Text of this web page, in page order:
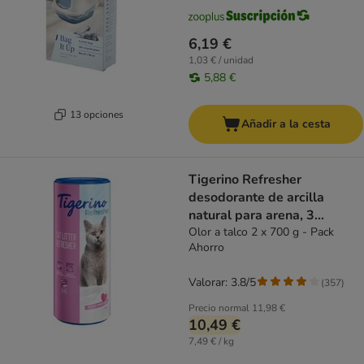
13 opciones
6,19 €
1,03 € / unidad
5,88 €
Añadir a la cesta
Tigerino Refresher
desodorante de arcilla
natural para arena, 3
variedades
Olor a talco 2 x 700 g - Pack
Ahorro
Precio normal 11,98 €
10,49 €
7,49 € / kg
Valorar: 3.8/5 (357)